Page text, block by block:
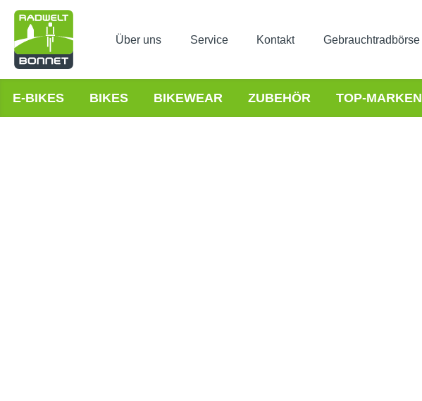
Über uns Service Kontakt Gebrauchtradbörse
E-BIKES BIKES BIKEWEAR ZUBEHÖR TOP-MARKEN